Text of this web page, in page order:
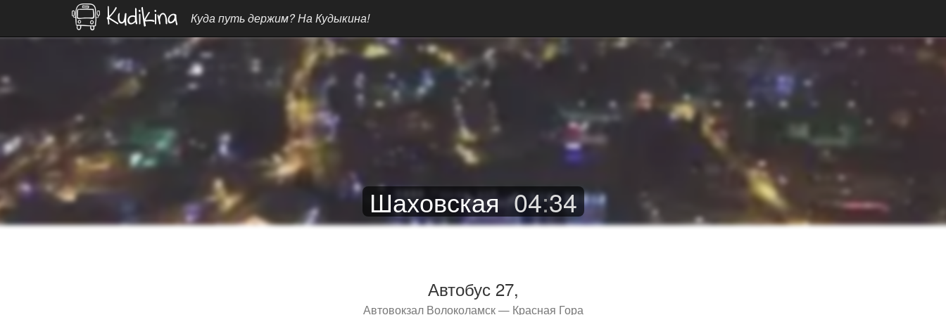
Куда путь держим? На Кудыкина!
Шаховская 04:34
Автобус 27,
Автовокзал Волоколамск — Красная Гора